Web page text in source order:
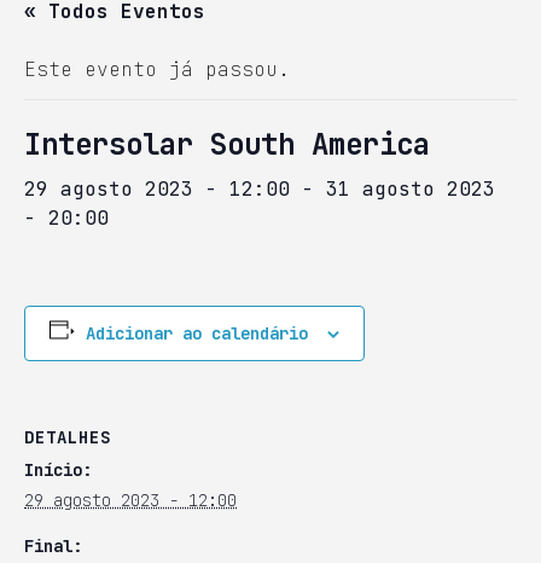
« Todos Eventos
Este evento já passou.
Intersolar South America
29 agosto 2023 - 12:00 - 31 agosto 2023
- 20:00
Adicionar ao calendário
DETALHES
Início:
29 agosto 2023 - 12:00
Final: